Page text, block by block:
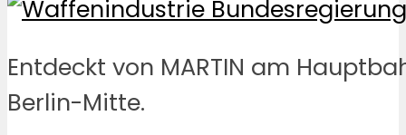
Entdeckt von MARTIN am
Berlin-Mitte.